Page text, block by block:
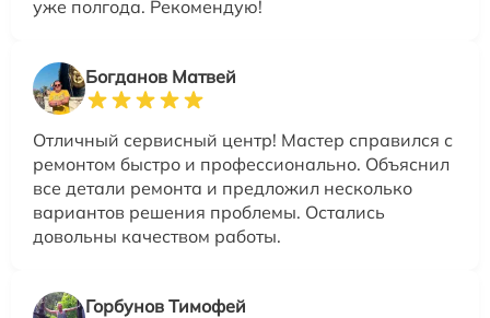
уже полгода. Рекомендую!
Богданов Матвей
Отличный сервисный центр! Мастер справился с
ремонтом быстро и профессионально. Объяснил
все детали ремонта и предложил несколько
вариантов решения проблемы. Остались
довольны качеством работы.
Горбунов Тимофей